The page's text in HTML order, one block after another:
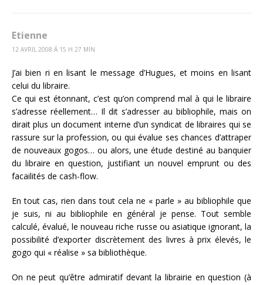
Etienne
12 AVRIL 2008 Á 15 H 27 MIN
J’ai bien ri en lisant le message d’Hugues, et moins en lisant
celui du libraire.
Ce qui est étonnant, c’est qu’on comprend mal à qui le libraire
s’adresse réellement… Il dit s’adresser au bibliophile, mais on
dirait plus un document interne d’un syndicat de libraires qui se
rassure sur la profession, ou qui évalue ses chances d’attraper
de nouveaux gogos… ou alors, une étude destiné au banquier
du libraire en question, justifiant un nouvel emprunt ou des
facailités de cash-flow.
En tout cas, rien dans tout cela ne « parle » au bibliophile que
je suis, ni au bibliophile en général je pense. Tout semble
calculé, évalué, le nouveau riche russe ou asiatique ignorant, la
possibilité d’exporter discrètement des livres à prix élevés, le
gogo qui « réalise » sa bibliothèque.
On ne peut qu’être admiratif devant la librairie en question (à